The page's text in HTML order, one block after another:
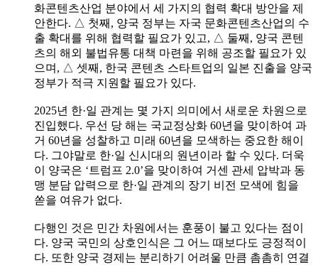
화콘텐츠산업 분야에서 세 가지의 협력 확대 방안을 제
안한다. △ 첫째, 양국 정부는 자국 문화콘텐츠산업의 수
출 확대를 위해 협력할 필요가 있고, △ 둘째, 양국 콘텐
츠의 해외 불법유통 대책 마련을 위해 공조할 필요가 있
으며, △ 셋째, 한국 콘텐츠 스타트업의 일본 진출을 양국
정부가 적극 지원할 필요가 있다.
2025년 한·일 관계는 몇 가지 의미에서 새로운 차원으로
진입했다. 우선 당 해는 국교정상화 60년을 맞이하여 과
거 60년을 성찰하고 미래 60년을 모색하는 중요한 해이
다. 그야말로 한·일 신시대의 원년이라 할 수 있다. 더욱
이 양국은 ‘트럼프 2.0’을 맞이하여 거센 관세 압박과 동
맹 분담 압력으로 한·일 관계의 장기 비전 모색에 힘을
쏟을 여유가 없다.
다행인 것은 민간 차원에서는 훈풍이 불고 있다는 점이
다. 양국 국민의 상호인식은 그 어느 때보다도 긍정적이
다. 또한 양국 경제는 분리하기 어려울 만큼 촘촘히 연결